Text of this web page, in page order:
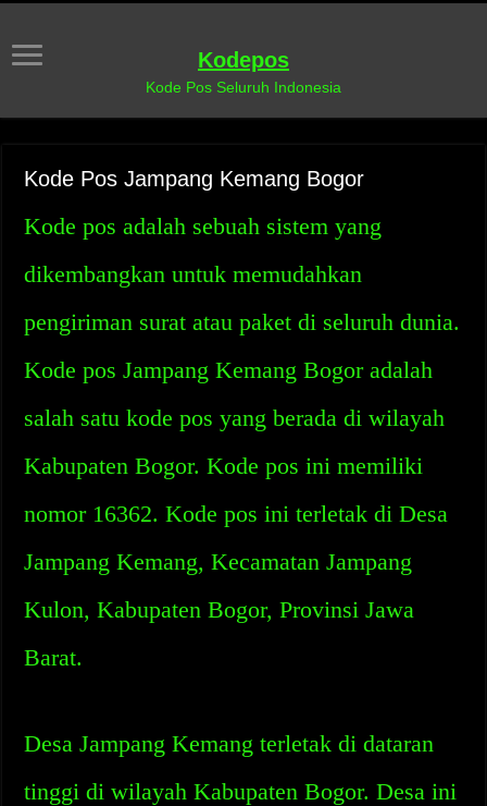
Kodepos
Kode Pos Seluruh Indonesia
Kode Pos Jampang Kemang Bogor
Kode pos adalah sebuah sistem yang
dikembangkan untuk memudahkan
pengiriman surat atau paket di seluruh dunia.
Kode pos Jampang Kemang Bogor adalah
salah satu kode pos yang berada di wilayah
Kabupaten Bogor. Kode pos ini memiliki
nomor 16362. Kode pos ini terletak di Desa
Jampang Kemang, Kecamatan Jampang
Kulon, Kabupaten Bogor, Provinsi Jawa
Barat.
Desa Jampang Kemang terletak di dataran
tinggi di wilayah Kabupaten Bogor. Desa ini